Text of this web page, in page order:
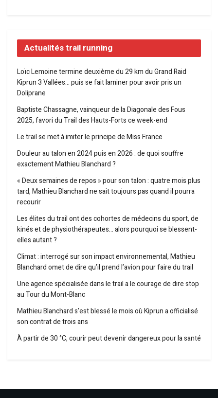
Actualités trail running
Loïc Lemoine termine deuxième du 29 km du Grand Raid
Kiprun 3 Vallées… puis se fait laminer pour avoir pris un
Doliprane
Baptiste Chassagne, vainqueur de la Diagonale des Fous
2025, favori du Trail des Hauts-Forts ce week-end
Le trail se met à imiter le principe de Miss France
Douleur au talon en 2024 puis en 2026 : de quoi souffre
exactement Mathieu Blanchard ?
« Deux semaines de repos » pour son talon : quatre mois plus
tard, Mathieu Blanchard ne sait toujours pas quand il pourra
recourir
Les élites du trail ont des cohortes de médecins du sport, de
kinés et de physiothérapeutes… alors pourquoi se blessent-
elles autant ?
Climat : interrogé sur son impact environnemental, Mathieu
Blanchard omet de dire qu’il prend l’avion pour faire du trail
Une agence spécialisée dans le trail a le courage de dire stop
au Tour du Mont-Blanc
Mathieu Blanchard s’est blessé le mois où Kiprun a officialisé
son contrat de trois ans
À partir de 30 °C, courir peut devenir dangereux pour la santé